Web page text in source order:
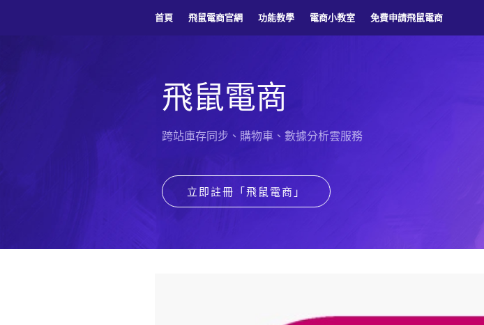
首頁 飛鼠電商官網 功能教學 電商小教室 免費申請飛鼠電商
飛鼠電商
跨站庫存同步、購物車、數據分析雲服務
立即註冊「飛鼠電商」